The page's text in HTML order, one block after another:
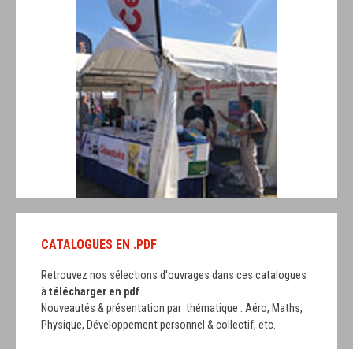
CATALOGUES EN .PDF
Retrouvez nos sélections d'ouvrages dans ces catalogues
àtélécharger en pdf.
Nouveautés & présentation par thématique : Aéro, Maths,
Physique, Développement personnel & collectif, etc.